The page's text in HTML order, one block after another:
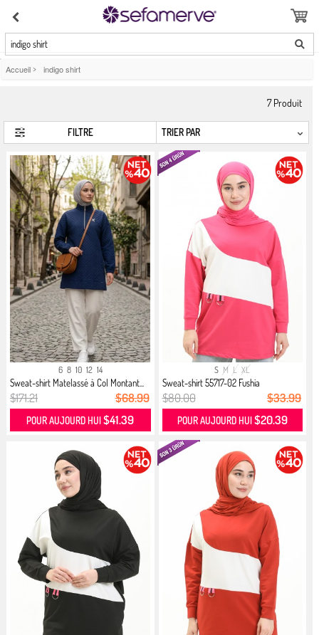
indigo shirt
Accueil > indigo shirt
7Produit
FILTRE
6 8 10 12 14
Sweat-shirt Matelassé à Col Montant...
$171.21 $68.99
POUR AUJOURD HUI$41.39
S M L XL
Sweat-shirt 55717-02 Fushia
$80.00 $33.99
POUR AUJOURD HUI $20.39